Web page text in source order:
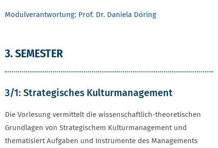
Modulverantwortung: Prof. Dr. Daniela Döring
3. SEMESTER
3/1: Strategisches Kulturmanagement
Die Vorlesung vermittelt die wissenschaftlich-theoretischen
Grundlagen von Strategischem Kulturmanagement und
thematisiert Aufgaben und Instrumente des Managements